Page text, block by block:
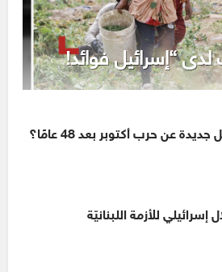
“إسرائيل فوائد!
عن حرب أكتوبر بعد 48 عامًا؟
إسرائيلي للأزمة اللبنانيّة